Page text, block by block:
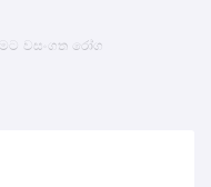
වසංගත රෝග